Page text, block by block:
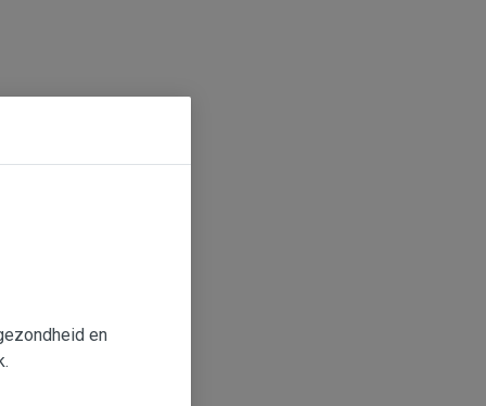
en